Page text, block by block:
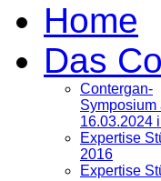
Home
Das
Contergan-
Symposium
16.03.2024
Expertise
2016
Expertise